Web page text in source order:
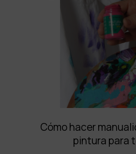
Cómo hacer
pintura para